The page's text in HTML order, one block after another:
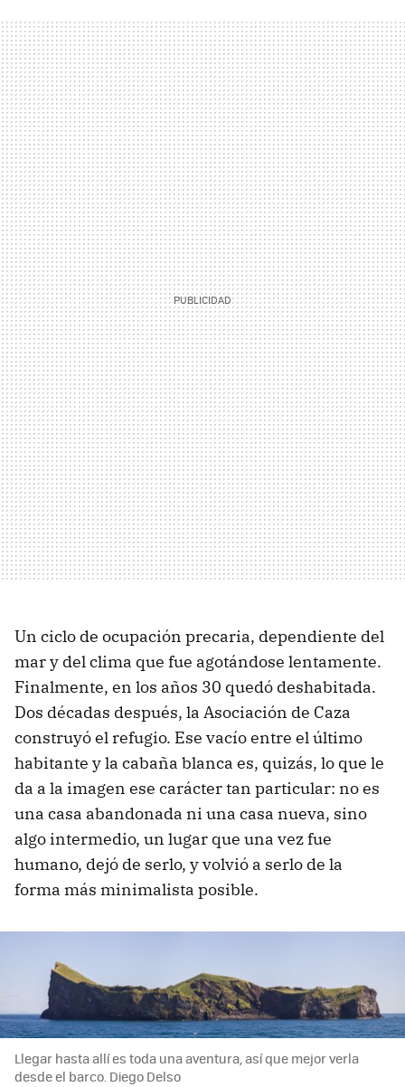
Un ciclo de ocupación precaria, dependiente del
mar y del clima que fue agotándose lentamente.
Finalmente, en los años 30 quedó deshabitada.
Dos décadas después, la Asociación de Caza
construyó el refugio. Ese vacío entre el último
habitante y la cabaña blanca es, quizás, lo que le
da a la imagen ese carácter tan particular: no es
una casa abandonada ni una casa nueva, sino
algo intermedio, un lugar que una vez fue
humano, dejó de serlo, y volvió a serlo de la
forma más minimalista posible.
Llegar hasta allí es toda una aventura, así que mejor verla
desde el barco. Diego Delso